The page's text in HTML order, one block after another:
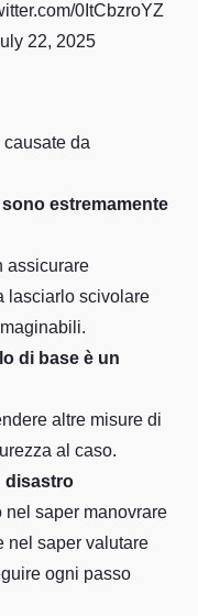
0ItCbzroYZ
22, 2025
da
estremamente
assicurare
lasciarlo scivolare
di base è un
altre misure di
al caso.
disastro
nel saper manovrare
nel saper valutare
ogni passo